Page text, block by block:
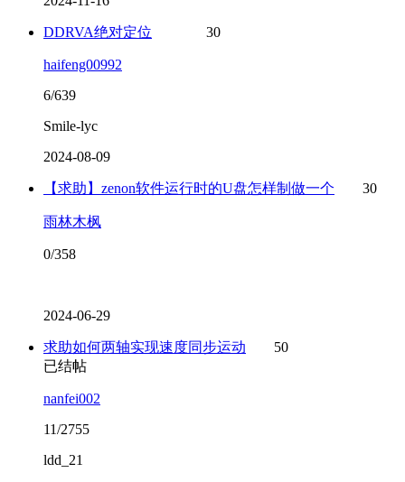
DDRVA绝对定位 30
haifeng00992
6/639
Smile-lyc
2024-08-09
【求助】zenon软件运行时的U盘怎样制做一个 30
雨林木枫
0/358
2024-06-29
求助如何两轴实现速度同步运动
50
已结帖
nanfei002
11/2755
ldd_21